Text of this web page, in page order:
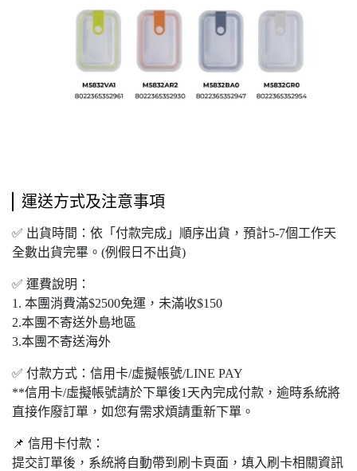
運送方式及注意事項
✅ 出貨時間：依「付款完成」順序出貨，預計5-7個工作天
全數出貨完畢。(例假日不出貨)
✅ 運費說明：
1. 本團消費滿$2500免運，未滿收$150
2.本團不寄送外島地區
3.本團不寄送海外
✅ 付款方式：信用卡/虛擬帳號/LINE PAY
**信用卡/虛擬帳號請於下單後1天內完成付款，逾時系統將
直接作廢訂單，如您有需求煩請重新下單。
📌 信用卡付款：
提交訂單後，系統將自動帶到刷卡頁面，填入刷卡相關資訊